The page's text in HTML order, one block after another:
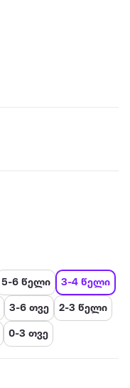
5-6 წელი 3-4 წელი
3-6 თვე 2-3 წელი
0-3 თვე